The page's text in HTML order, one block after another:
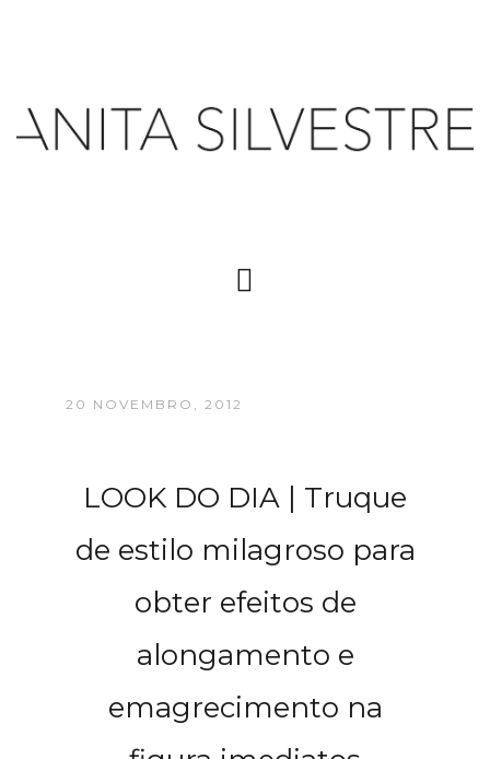
20 NOVEMBRO, 2012
LOOK DO DIA | Truque
de estilo milagroso para
obter efeitos de
alongamento e
emagrecimento na